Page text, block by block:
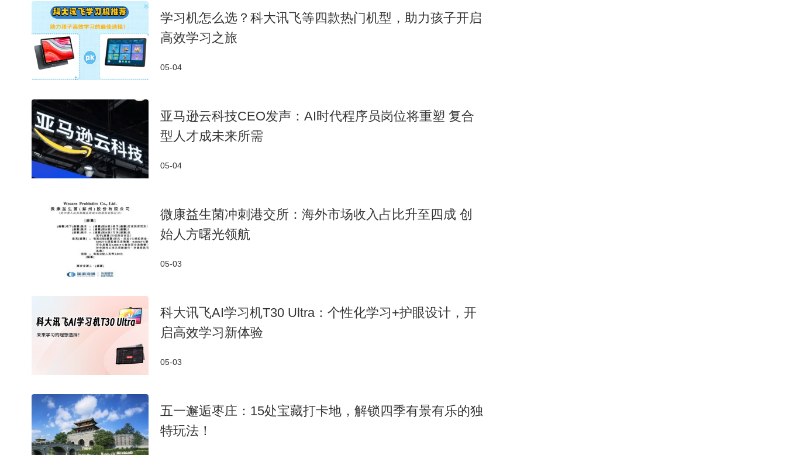
学习机怎么选？科大讯飞等四款热门机型，助力孩子开启
高效学习之旅
05-04
亚马逊云科技CEO发声：AI时代程序员岗位将重塑 复合
型人才成未来所需
05-04
微康益生菌冲刺港交所：海外市场收入占比升至四成 创
始人方曙光领航
05-03
科大讯飞AI学习机T30 Ultra：个性化学习+护眼设计，开
启高效学习新体验
05-03
五一邂逅枣庄：15处宝藏打卡地，解锁四季有景有乐的独
特玩法！